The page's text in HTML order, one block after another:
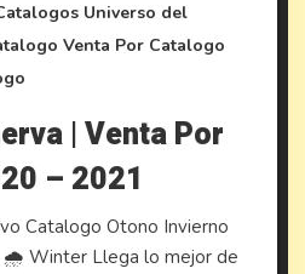
Universo del
Venta Por Catalogo
| Venta Por
– 2021
Catalogo Otono Invierno
🌧️ Winter Llega lo mejor de